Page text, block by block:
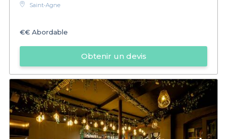
Saint-Agne
€€ Abordable
Obtenir un devis